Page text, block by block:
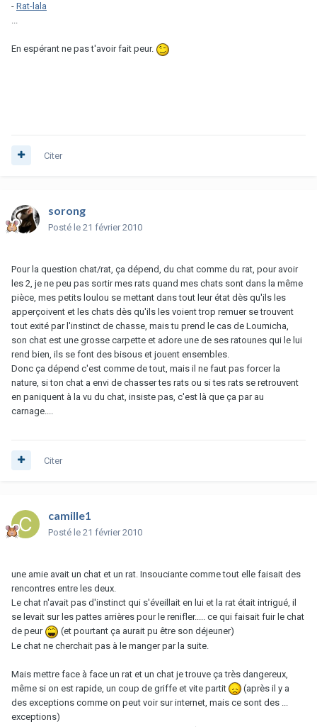
- Rat-lala
...
En espérant ne pas t'avoir fait peur.
Citer
sorong
Posté le 21 février 2010
Pour la question chat/rat, ça dépend, du chat comme du rat, pour avoir
les 2, je ne peu pas sortir mes rats quand mes chats sont dans la même
pièce, mes petits loulou se mettant dans tout leur état dès qu'ils les
apperçoivent et les chats dès qu'ils les voient trop remuer se trouvent
tout exité par l'instinct de chasse, mais tu prend le cas de Loumicha,
son chat est une grosse carpette et adore une de ses ratounes qui le lui
rend bien, ils se font des bisous et jouent ensembles.
Donc ça dépend c'est comme de tout, mais il ne faut pas forcer la
nature, si ton chat a envi de chasser tes rats ou si tes rats se retrouvent
en paniquent à la vu du chat, insiste pas, c'est là que ça par au
carnage....
Citer
camille1
Posté le 21 février 2010
une amie avait un chat et un rat. Insouciante comme tout elle faisait des
rencontres entre les deux.
Le chat n'avait pas d'instinct qui s'éveillait en lui et la rat était intrigué, il
se levait sur les pattes arrières pour le renifler..... ce qui faisait fuir le chat
de peur
(et pourtant ça aurait pu être son déjeuner)
Le chat ne cherchait pas à le manger par la suite.
Mais mettre face à face un rat et un chat je trouve ça très dangereux,
même si on est rapide, un coup de griffe et vite partit
(après il y a
des exceptions comme on peut voir sur internet, mais ce sont des ...
exceptions)